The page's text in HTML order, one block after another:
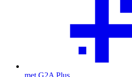
met G2A Plus